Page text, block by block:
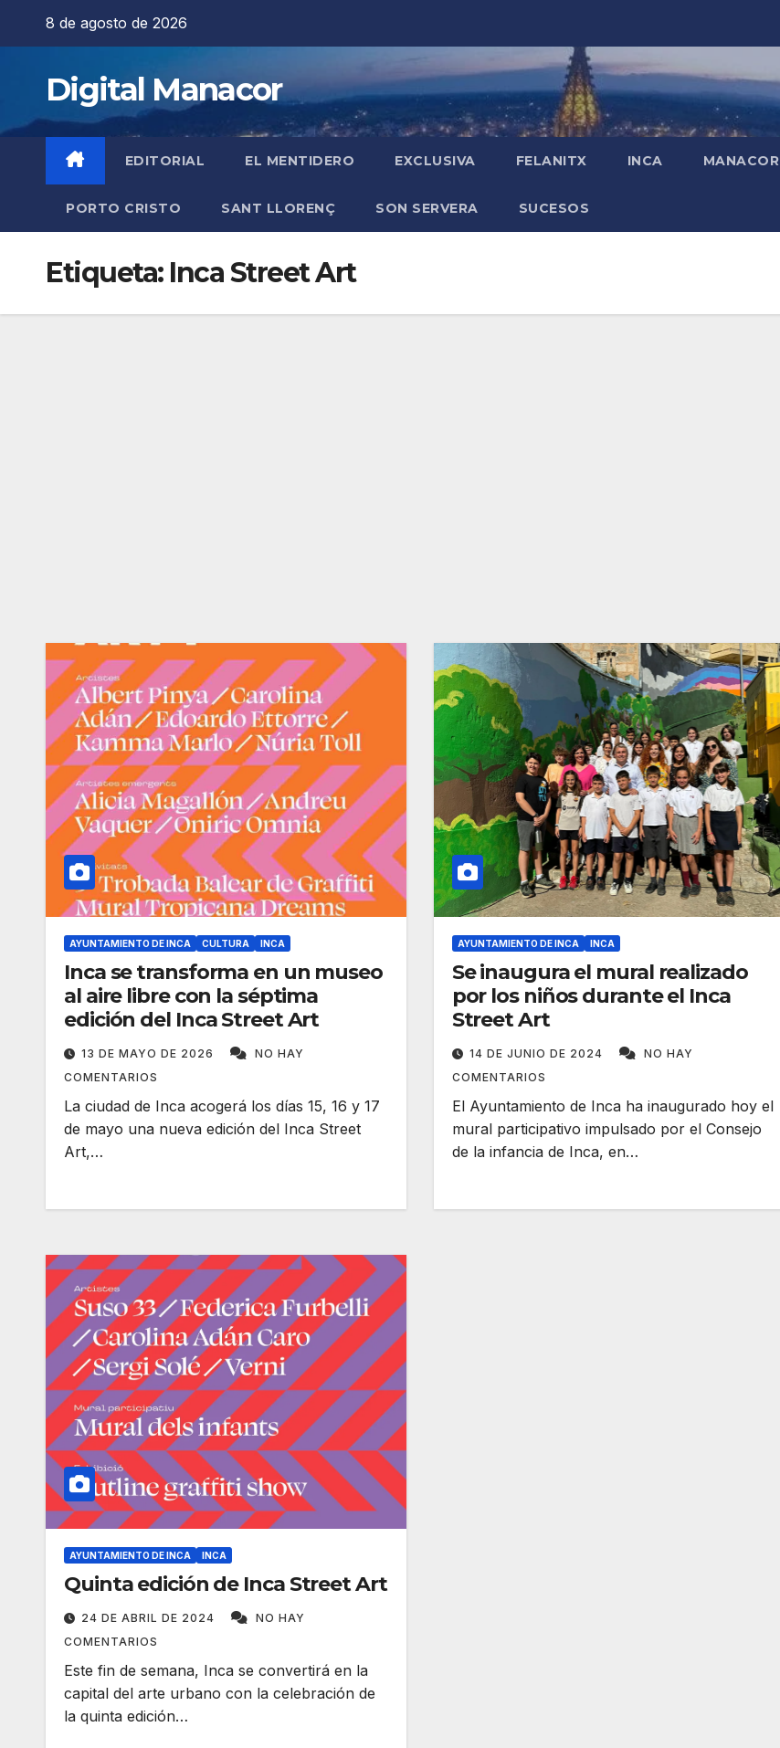
8 de agosto de 2026
Digital Manacor
EDITORIAL EL MENTIDERO EXCLUSIVA FELANITX INCA MANACOR
PORTO CRISTO SANT LLORENÇ SON SERVERA SUCESOS
Etiqueta: Inca Street Art
AYUNTAMIENTO DE INCA CULTURA INCA
Inca se transforma en un museo
al aire libre con la séptima
edición del Inca Street Art
13 DE MAYO DE 2026
NO HAY
COMENTARIOS
La ciudad de Inca acogerá los días 15, 16 y 17
de mayo una nueva edición del Inca Street
Art,…
AYUNTAMIENTO DE INCA INCA
Se inaugura el mural realizado
por los niños durante el Inca
Street Art
14 DE JUNIO DE 2024
NO HAY
COMENTARIOS
El Ayuntamiento de Inca ha inaugurado hoy el
mural participativo impulsado por el Consejo
de la infancia de Inca, en…
AYUNTAMIENTO DE INCA INCA
Quinta edición de Inca Street Art
24 DE ABRIL DE 2024
NO HAY
COMENTARIOS
Este fin de semana, Inca se convertirá en la
capital del arte urbano con la celebración de
la quinta edición…